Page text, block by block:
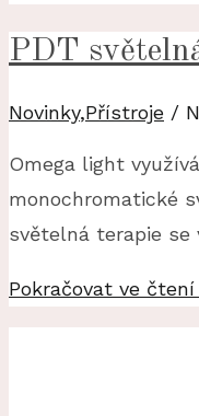
–
pomocí
DERMAPERA
PDT
Novinky,Přístroje /
Omega light
monochromatické
světelná terapie se
PDT
Pokračovat ve čtení